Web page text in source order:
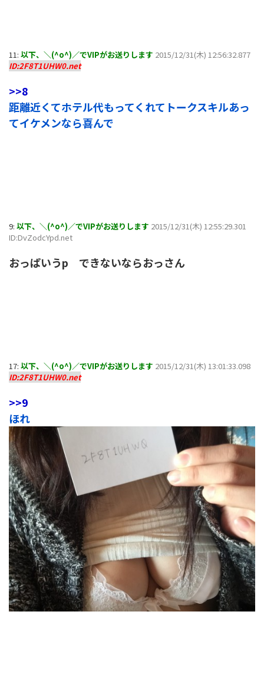
11: 以下、＼(^o^)／でVIPがお送りします 2015/12/31(木) 12:56:32.877
ID:2F8T1UHW0.net
>>8
距離近くてホテル代もってくれてトークスキルあっ
てイケメンなら喜んで
9: 以下、＼(^o^)／でVIPがお送りします 2015/12/31(木) 12:55:29.301
ID:DvZodcYpd.net
おっぱいうp できないならおっさん
17: 以下、＼(^o^)／でVIPがお送りします 2015/12/31(木) 13:01:33.098
ID:2F8T1UHW0.net
>>9
ほれ